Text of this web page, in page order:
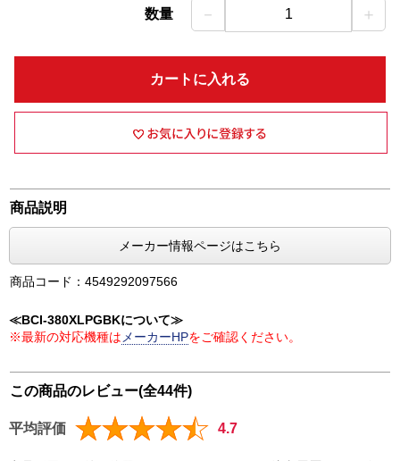
数量 － 1 ＋
カートに入れる
商品説明
メーカー情報ページはこちら
商品コード：4549292097566
≪BCI-380XLPGBKについて≫
※最新の対応機種は メーカーHPをご確認ください。
この商品のレビュー(全44件)
平均評価 4.7